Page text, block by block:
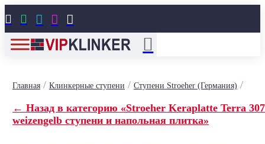
    
Главная/ Клинкерные ступени / Ступени Stroeher (Германия) /
← Назад в категорию «Stroeher Keraplatte Terra 307
weizengelb ступени и напольная плитка»